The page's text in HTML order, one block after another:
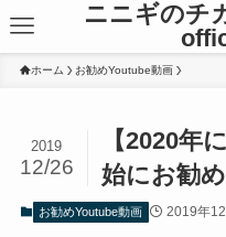
ニニギのチ
ホーム お勧めYoutube動画
【2020年
始にお勧
2019
12/26
お勧めYoutube動画 2019年